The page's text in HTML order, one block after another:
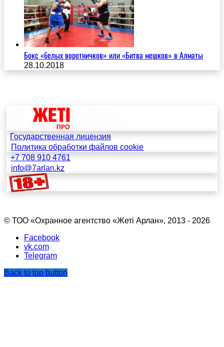
Бокс «белых воротничков» или «Битва мешков» в Алматы
28.10.2018
Государственная лицензия
Политика обработки файлов cookie
+7 708 910 4761
info@7arlan.kz
© ТОО «Охранное агентство «Жетi Арлан», 2013 - 2026
Facebook
vk.com
Telegram
Back to top button